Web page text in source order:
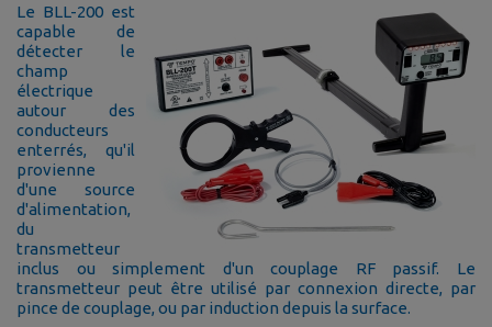
Le BLL-200 est
capable de
détecter le
champ
électrique
autour des
conducteurs
enterrés, qu'il
provienne
d'une source
d'alimentation,
du
transmetteur
inclus ou simplement d'un couplage RF passif. Le
transmetteur peut être utilisé par connexion directe, par
pince de couplage, ou par induction depuis la surface.